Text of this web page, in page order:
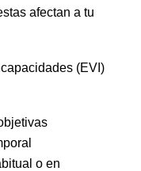
afectan a tu
(EVI)
o en